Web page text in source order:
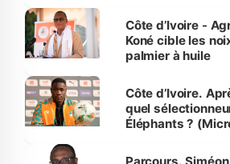
Côte d’Ivoire -
Koné cible les
palmier à huile
Côte d’Ivoire.
quel
Éléphants ?